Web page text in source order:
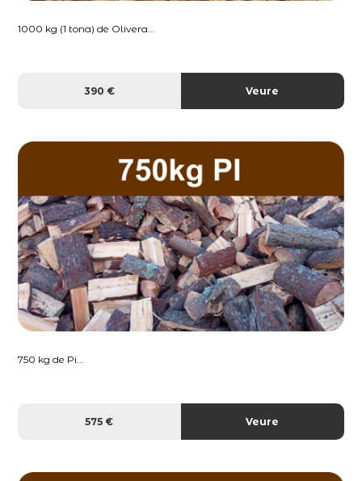
1000 kg (1 tona) de Olivera...
390 € Veure
750 kg de Pi...
575 € Veure